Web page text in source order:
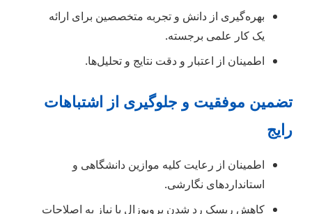
بهره‌گیری از دانش و تجربه متخصصین برای ارائه
یک کار علمی برجسته.
اطمینان از اعتبار و دقت نتایج و تحلیل‌ها.
تضمین موفقیت و جلوگیری از اشتباهات
رایج
اطمینان از رعایت کلیه موازین دانشگاهی و
استانداردهای نگارشی.
کاهش ریسک رد شدن پروپوزال یا نیاز به اصلاحات